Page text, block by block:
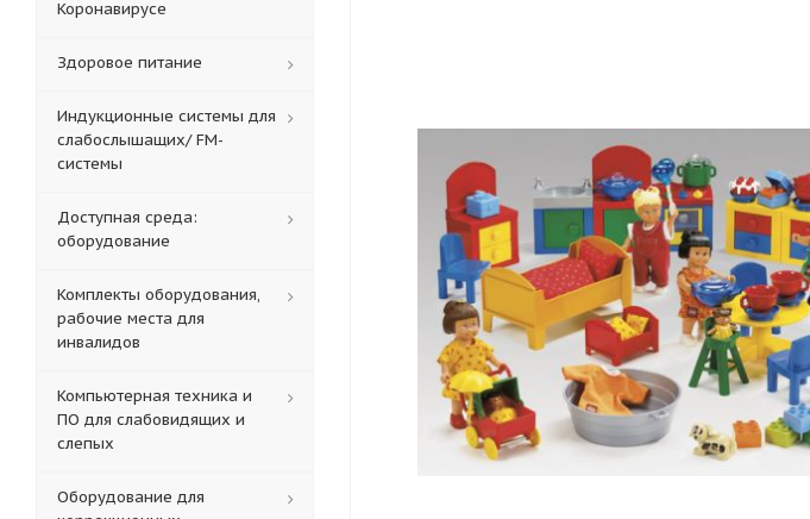
Коронавирусе
Здоровое питание
Индукционные системы для
слабослышащих/ FM-
системы
Доступная среда:
оборудование
Комплекты оборудования,
рабочие места для
инвалидов
Компьютерная техника и
ПО для слабовидящих и
слепых
Оборудование для